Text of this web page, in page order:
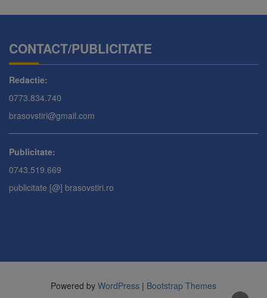
CONTACT/PUBLICITATE
Redactie:
0773.834.740
brasovstiri@gmail.com
Publicitate:
0743.519.669
publicitate [@] brasovstiri.ro
Powered by WordPress | Bootstrap Themes